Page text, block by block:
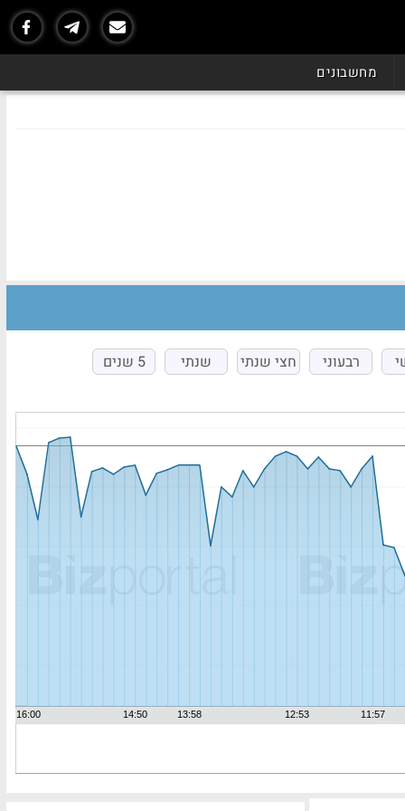
מחשבונים
רבעוני חצי שנתי שנתי 5 שנים